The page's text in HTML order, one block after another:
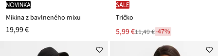
novinka
Mikina z bavlneného mixu
19,99 €
SALE
Tričko
Nová
cena
5,99 €
Zľava11,49 €-47%